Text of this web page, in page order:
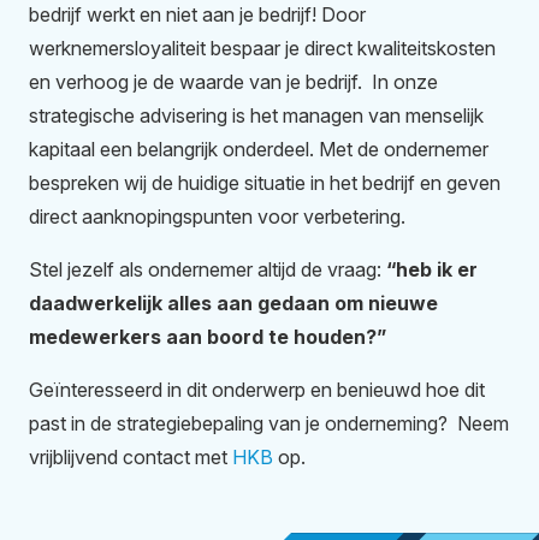
bedrijf werkt en niet aan je bedrijf! Door
werknemersloyaliteit bespaar je direct kwaliteitskosten
en verhoog je de waarde van je bedrijf. In onze
strategische advisering is het managen van menselijk
kapitaal een belangrijk onderdeel. Met de ondernemer
bespreken wij de huidige situatie in het bedrijf en geven
direct aanknopingspunten voor verbetering.
Stel jezelf als ondernemer altijd de vraag: “heb ik er
daadwerkelijk alles aan gedaan om nieuwe
medewerkers aan boord te houden?”
Geïnteresseerd in dit onderwerp en benieuwd hoe dit
past in de strategiebepaling van je onderneming? Neem
vrijblijvend contact met HKB op.